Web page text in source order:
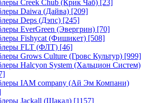
Creek Chub (Крик Чаб) [23]
Daiwa (Дайва) [209]
Deps (Дэпс) [245]
EverGreen (Эвергрин) [70]
Fishycat (Фишикет) [508]
FLT (ФЛТ) [46]
Grows Culture (Гровс Культур) [999]
Halcyon System (Хальцион Систем)
IAM company (Ай Эм Компани)
Jackall (Шакал) [1157]